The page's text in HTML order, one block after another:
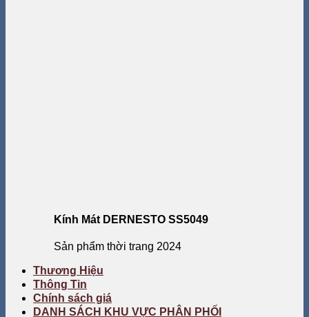
Kính Mát DERNESTO SS5049
Sản phẩm thời trang 2024
Thương Hiệu
Thông Tin
Chính sách giá
DANH SÁCH KHU VỰC PHÂN PHỐI